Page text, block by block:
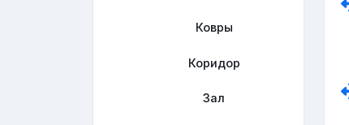
Ковры
Коридор
Зал